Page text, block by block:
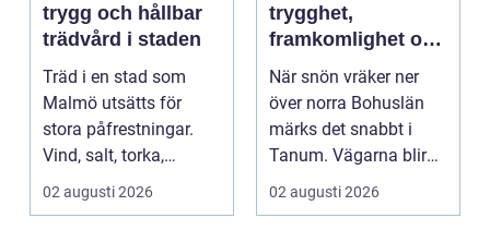
trygg och hållbar
trädvård i staden
Träd i en stad som
Malmö utsätts för
stora påfrestningar.
Vind, salt, torka,
markarbeten och
byggpro...
02 augusti 2026
trygghet,
framkomlighet och
mindre stress i
vintern
När snön vräker ner
över norra Bohuslän
märks det snabbt i
Tanum. Vägarna blir
smalare, parkeringar ...
02 augusti 2026